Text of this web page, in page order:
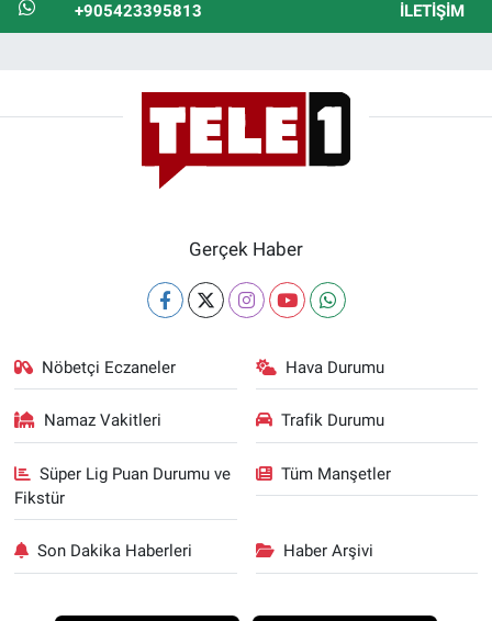
+905423395813 İLETIŞIM
Gerçek Haber
Nöbetçi Eczaneler Hava Durumu
Namaz Vakitleri Trafik Durumu
Süper Lig Puan Durumu ve
Fikstür
Tüm Manşetler
Son Dakika Haberleri Haber Arşivi